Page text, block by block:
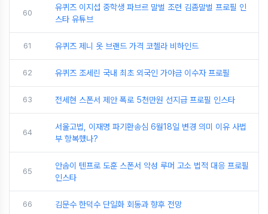
60
유퀴즈 이지섭 중학생 파브르 말벌 조련 김좀말벌 프로필 인
스타 유튜브
61 유퀴즈 제니 옷 브랜드 가격 코첼라 비하인드
62 유퀴즈 조세린 국내 최초 외국인 가야금 이수자 프로필
63 전세현 스폰서 제안 폭로 5천만원 선지급 프로필 인스타
64
서울고법, 이재명 파기환송심 6월18일 변경 의미 이유 사법
부 항복했나?
65
안솜이 텐프로 도훈 스폰서 악성 루머 고소 법적 대응 프로필
인스타
66 김문수 한덕수 단일화 회동과 향후 전망